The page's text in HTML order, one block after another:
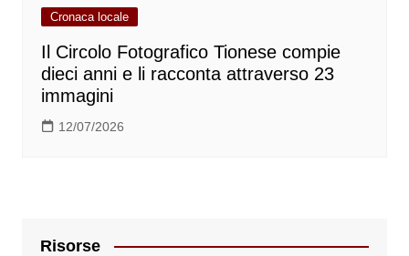
Cronaca locale
Il Circolo Fotografico Tionese compie
dieci anni e li racconta attraverso 23
immagini
12/07/2026
Risorse